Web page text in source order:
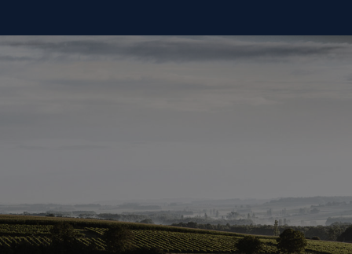
Nos engagements
Vos actualités